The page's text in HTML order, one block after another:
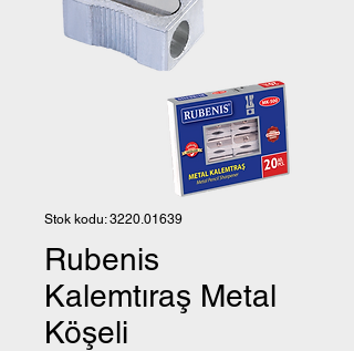
Stok kodu: 3220.01639
Rubenis
Kalemtıraş Metal
Köşeli